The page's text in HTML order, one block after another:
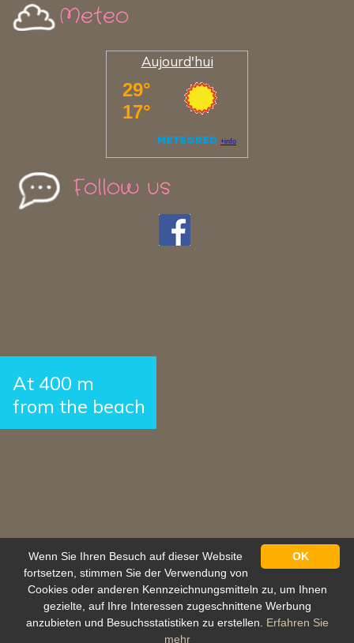
Meteo
Aujourd'hui
Follow us
At 400 m
from the beach
Schutz personenbezogener daten
OK
Wenn Sie Ihren Besuch auf dieser Website
fortsetzen, stimmen Sie der Verwendung von
Cookies oder anderen Kennzeichnungsmitteln zu, um Ihnen
gezielte, auf Ihre Interessen zugeschnittene Werbung
anzubieten und Besuchsstatistiken zu erstellen. Erfahren Sie
mehr